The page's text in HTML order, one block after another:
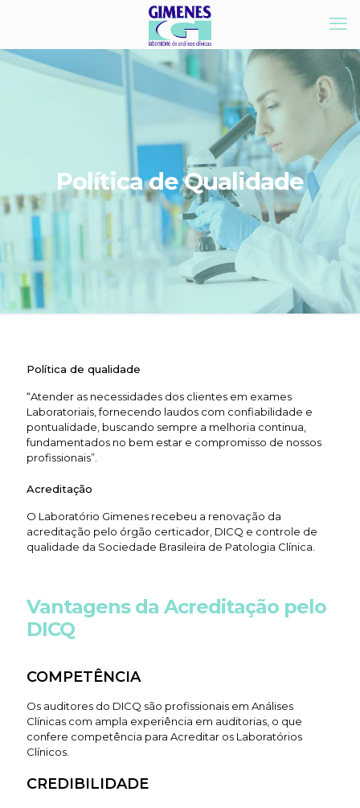
Política de Qualidade
Política de qualidade
“Atender as necessidades dos clientes em exames
Laboratoriais, fornecendo laudos com confiabilidade e
pontualidade, buscando sempre a melhoria continua,
fundamentados no bem estar e compromisso de nossos
profissionais”.
Acreditação
O Laboratório Gimenes recebeu a renovação da
acreditação pelo órgão certicador, DICQ e controle de
qualidade da Sociedade Brasileira de Patologia Clínica.
Vantagens da Acreditação pelo
DICQ
COMPETÊNCIA
Os auditores do DICQ são profissionais em Análises
Clínicas com ampla experiência em auditorias, o que
confere competência para Acreditar os Laboratórios
Clínicos.
CREDIBILIDADE